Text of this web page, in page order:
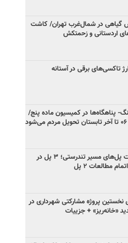
گیاهی در شمال‌غرب تهران/ کاشت
اردستانی و زحمتکش
تاکسی‌های برقی در آستانه
پناهگاه‌ها در کمیسیون ماده پنج/
آخرین وضعیت پل‌های مسیر تندرستی؛ ۳ پل در
مطالعات ۲ پل
نخستین پروژه مشارکتی شهرداری در
«خانه‌ریز» + جزییات